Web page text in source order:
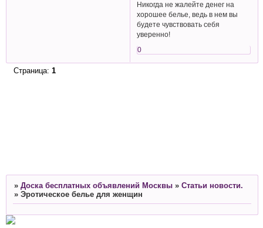
Никогда не жалейте денег на
хорошее белье, ведь в нем вы
будете чувствовать себя
уверенно!
0
Страница: 1
» Доска бесплатных объявлений Москвы » Статьи новости.
» Эротическое белье для женщин